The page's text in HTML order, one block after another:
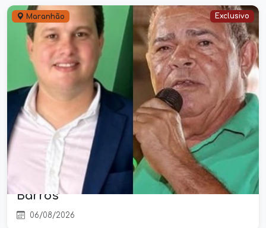
Maranhão Exclusivo
Denúncia do vereador Osto Filho
resulta em decisão do TCE-MA para
citar prefeito de Governador Eugênio
Barros
06/08/2026